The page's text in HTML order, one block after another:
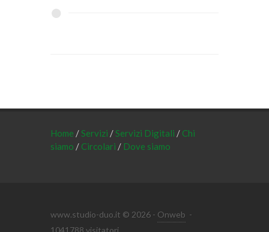
Home /Servizi /Servizi Digitali / Chi
siamo / Circolari / Dove siamo
www.studio-duo.it © 2026 - Onweb -
1041788 visitatori